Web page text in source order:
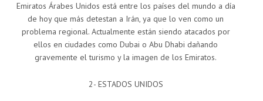
Emiratos Árabes Unidos está entre los países del mundo a día
de hoy que más detestan a Irán, ya que lo ven como un
problema regional. Actualmente están siendo atacados por
ellos en ciudades como Dubai o Abu Dhabi dañando
gravemente el turismo y la imagen de los Emiratos.
2- ESTADOS UNIDOS